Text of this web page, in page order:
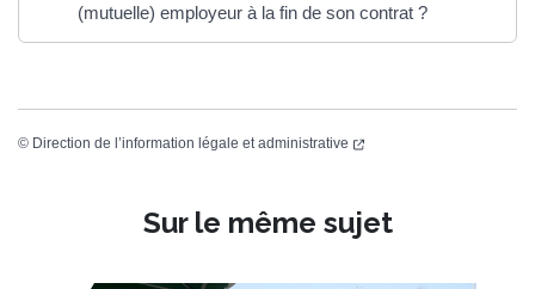
(mutuelle) employeur à la fin de son contrat ?
© Direction de l’information légale et administrative
Sur le même sujet